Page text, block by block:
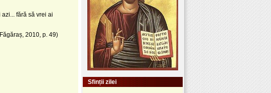
fără să vrei ai
2010, p. 49)
Sfinții zilei